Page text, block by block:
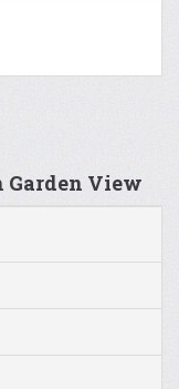
Garden View